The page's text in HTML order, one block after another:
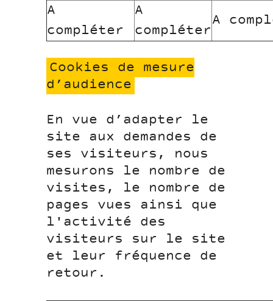
A
compléter
A
compléter
A
Cookies de mesure
d’audience
En vue d’adapter le
site aux demandes de
ses visiteurs, nous
mesurons le nombre de
visites, le nombre de
pages vues ainsi que
l'activité des
visiteurs sur le site
et leur fréquence de
retour.